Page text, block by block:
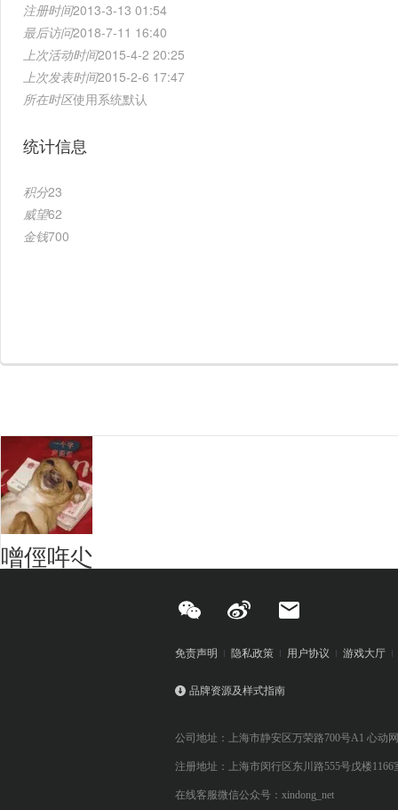
注册时间2013-3-13 01:54
最后访问2018-7-11 16:40
上次活动时间2015-4-2 20:25
上次发表时间2015-2-6 17:47
所在时区使用系统默认
统计信息
积分23
威望62
金钱700
噌俓哖尐
免责声明 隐私政策 用户协议 游戏大厅
品牌资源及样式指南
公司地址：上海市静安区万荣路700号A1 心动
注册地址：上海市闵行区东川路555号戊楼1166
在线客服微信公众号：xindong_net